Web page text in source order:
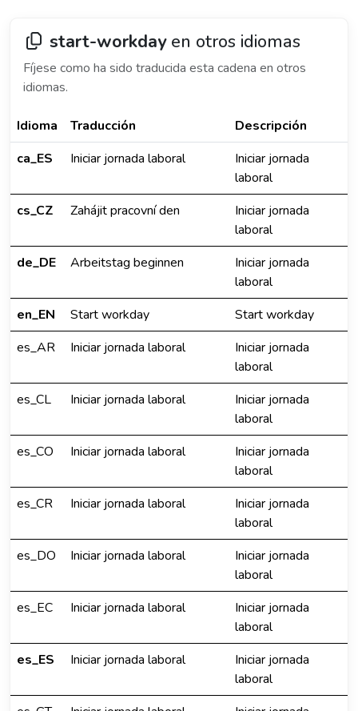
start-workdayen otros idiomas
Fíjese como ha sido traducida esta cadena en otros
idiomas.
Idioma Traducción
Descripción
ca_ES
Iniciar jornada laboral
Iniciar jornada
laboral
cs_CZ
Zahájit pracovní den
Iniciar jornada
laboral
de_DE
Arbeitstag beginnen
Iniciar jornada
laboral
en_EN
Start workday
Start workday
es_AR
Iniciar jornada laboral
Iniciar jornada
laboral
es_CL
Iniciar jornada laboral
Iniciar jornada
laboral
es_CO
Iniciar jornada laboral
Iniciar jornada
laboral
es_CR
Iniciar jornada laboral
Iniciar jornada
laboral
es_DO
Iniciar jornada laboral
Iniciar jornada
laboral
es_EC
Iniciar jornada laboral
Iniciar jornada
laboral
es_ES
Iniciar jornada laboral
Iniciar jornada
laboral